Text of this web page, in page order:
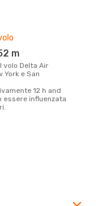
m
York e San
12 h and
essere influenzata